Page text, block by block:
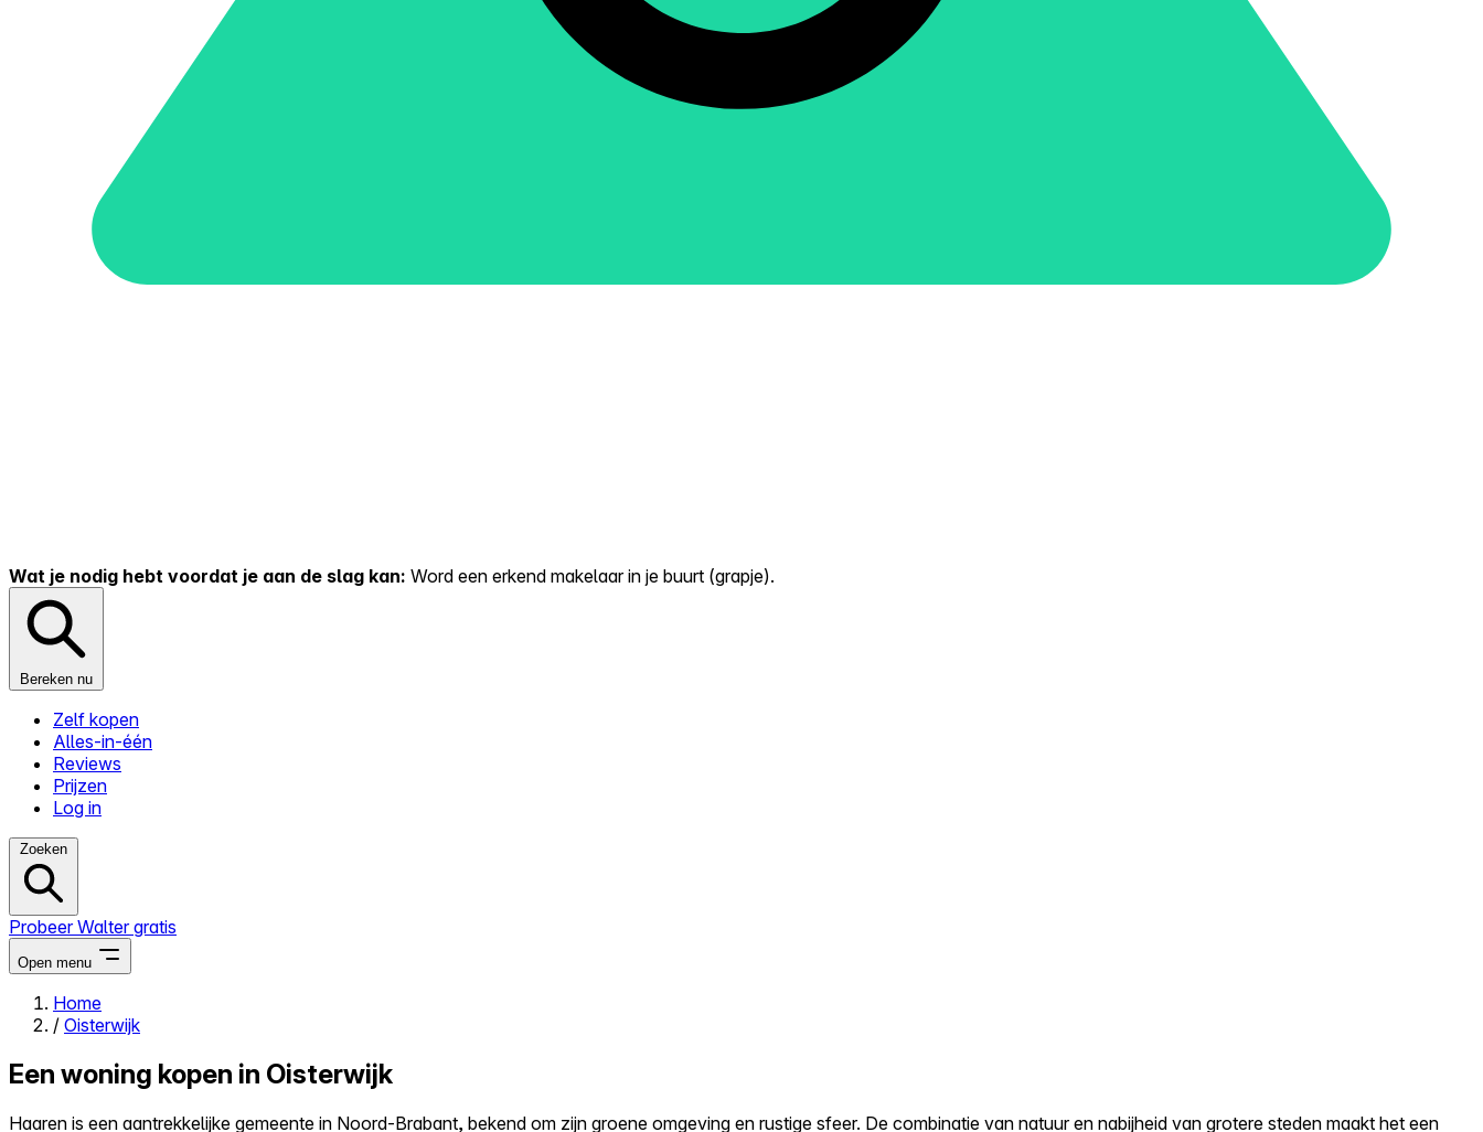
Wat je nodig hebt voordat je aan de slag kan: Word een erkend makelaar in je buurt (grapje).
Bereken nu
Zelf kopen
Alles-in-één
Reviews
Prijzen
Log in
Zoeken
Probeer Walter gratis
Open menu
Close menu
Home
/ Oisterwijk
Een woning kopen in Oisterwijk
Haaren is een aantrekkelijke gemeente in Noord-Brabant, bekend om zijn groene omgeving en rustige sfeer. De combinatie van natuur en nabijheid van grotere steden maakt het een